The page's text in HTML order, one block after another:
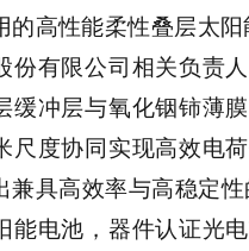
的高性能柔性叠层太阳
份有限公司相关负责
缓冲层与氧化铟铈薄
尺度协同实现高效电
兼具高效率与高稳定
能电池，器件认证光